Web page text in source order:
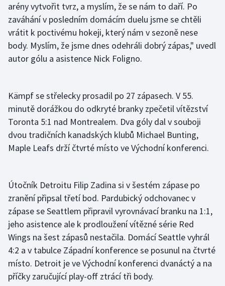
arény vytvořit tvrz, a myslím, že se nám to daří. Po
zaváhání v posledním domácím duelu jsme se chtěli
vrátit k poctivému hokeji, který nám v sezoně nese
body. Myslím, že jsme dnes odehráli dobrý zápas," uvedl
autor gólu a asistence Nick Foligno.
Kämpf se střelecky prosadil po 27 zápasech. V 55.
minutě dorážkou do odkryté branky zpečetil vítězství
Toronta 5:1 nad Montrealem. Dva góly dal v souboji
dvou tradičních kanadských klubů Michael Bunting,
Maple Leafs drží čtvrté místo ve Východní konferenci.
Útočník Detroitu Filip Zadina si v šestém zápase po
zranění připsal třetí bod. Pardubický odchovanec v
zápase se Seattlem připravil vyrovnávací branku na 1:1,
jeho asistence ale k prodloužení vítězné série Red
Wings na šest zápasů nestačila. Domácí Seattle vyhrál
4:2 a v tabulce Západní konference se posunul na čtvrté
místo. Detroit je ve Východní konferenci dvanáctý a na
příčky zaručující play-off ztrácí tři body.